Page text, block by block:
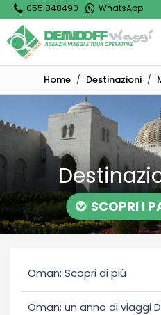
055 848490 WhatsApp
Home Destinazioni
SCOPRI I
Oman: Scopri di più
Oman: un anno di viaggi